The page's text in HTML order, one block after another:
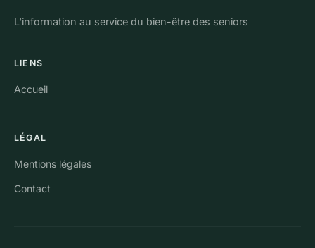
L'information au service du bien-être des seniors
LIENS
Accueil
LÉGAL
Mentions légales
Contact